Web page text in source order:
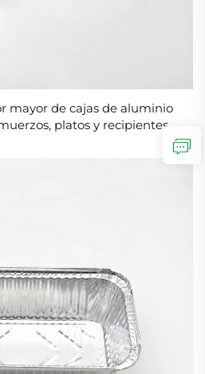
mayor de cajas de aluminio
platos y recipientes